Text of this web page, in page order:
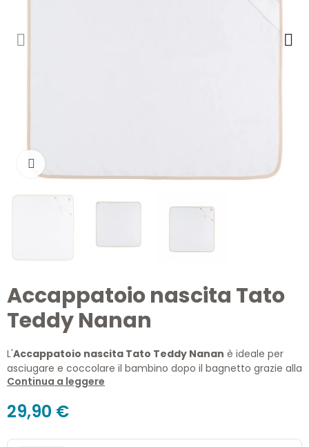
Accappatoio nascita Tato
Teddy Nanan
L'Accappatoio nascita Tato Teddy Nanan è ideale per
asciugare e coccolare il bambino dopo il bagnetto grazie alla
morbida spugna di cotone e ai dolci ricami degli orsetti
Continua a leggere
29,90 €